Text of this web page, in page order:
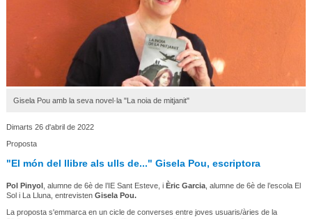
Gisela Pou amb la seva novel·la "La noia de mitjanit"
Dimarts 26 d'abril de 2022
Proposta
"El món del llibre als ulls de..." Gisela Pou, escriptora
Pol Pinyol, alumne de 6è de l’IE Sant Esteve, i Èric Garcia, alumne de 6è de l’escola El
Sol i La Lluna, entrevisten Gisela Pou.
La proposta s'emmarca en un cicle de converses entre joves usuaris/àries de la